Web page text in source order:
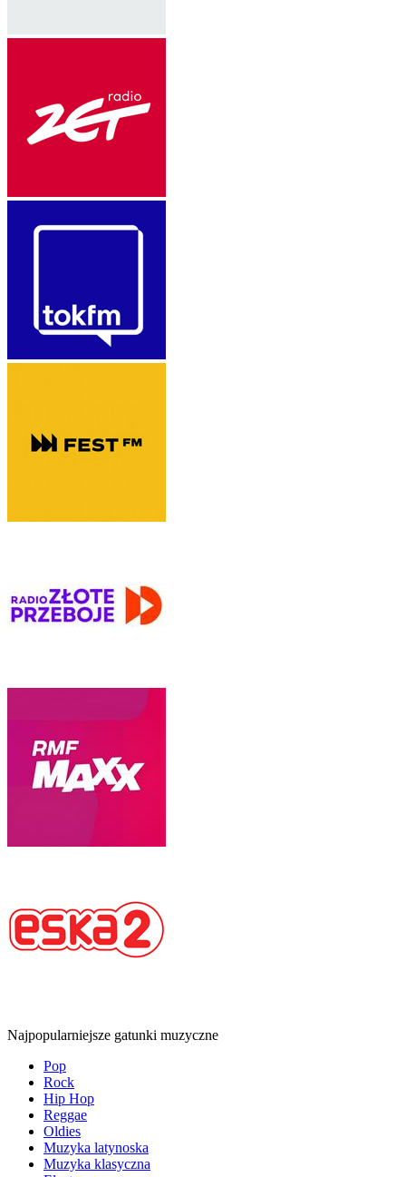
Najpopularniejsze gatunki muzyczne
Pop
Rock
Hip Hop
Reggae
Oldies
Muzyka latynoska
Muzyka klasyczna